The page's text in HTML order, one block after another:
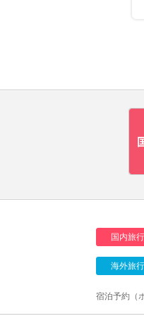
国内旅行
海外旅行
宿泊予約（